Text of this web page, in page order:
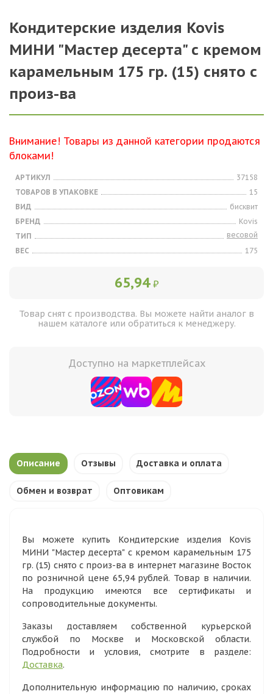
Кондитерские изделия Kovis
МИНИ "Мастер десерта" с кремом
карамельным 175 гр. (15) снято с
произ-ва
Внимание! Товары из данной категории продаются
блоками!
АРТИКУЛ
37158
ТОВАРОВ В УПАКОВКЕ
15
ВИД
бисквит
БРЕНД
Kovis
ТИП
весовой
ВЕС
175
65,94 ₽
Товар снят с производства. Вы можете найти аналог в
нашем каталоге или обратиться к менеджеру.
Доступно на маркетплейсах
Описание Отзывы Доставка и оплата
Обмен и возврат Оптовикам
Вы можете купить Кондитерские изделия Kovis
МИНИ "Мастер десерта" с кремом карамельным 175
гр. (15) снято с произ-ва в интернет магазине Восток
по розничной цене 65,94 рублей. Товар в наличии.
На продукцию имеются все сертификаты и
сопроводительные документы.
Заказы доставляем собственной курьерской
службой по Москве и Московской области.
Подробности и условия, смотрите в разделе:
Доставка.
Дополнительную информацию по наличию, сроках